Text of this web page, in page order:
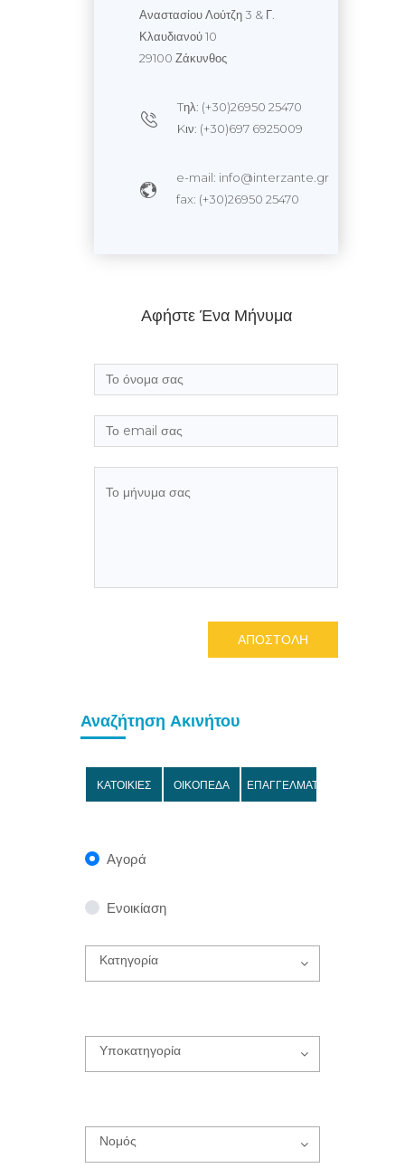
Αναστασίου Λούτζη 3 & Γ.
Κλαυδιανού 10
29100 Ζάκυνθος
Tηλ: (+30)26950 25470
Kιν: (+30)697 6925009
e-mail: info@interzante.gr
fax: (+30)26950 25470
Αφήστε Ένα Μήνυμα
ΑΠΟΣΤΟΛΗ
Αναζήτηση Ακινήτου
ΚΑΤΟΙΚΙΕΣ ΟΙΚΟΠΕΔΑ ΕΠΑΓΓΕΛΜΑΤΙΚΑ
Αγορά
Ενοικίαση
Κατηγορία
Υποκατηγορία
Νομός